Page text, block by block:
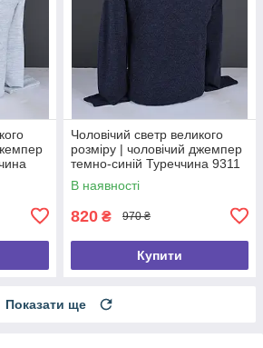
Чоловічий светр великого
розміру | чоловічий джемпер
темно-синій Туреччина 9311
Б
В наявності
820 ₴ 970 ₴
Купити
Показати ще